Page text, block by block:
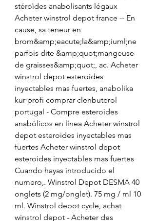
stéroïdes anabolisants légaux
Acheter winstrol depot france -- En
cause, sa teneur en
brom&amp;eacute;la&amp;iuml;ne
parfois dite &amp;quot;mangeuse
de graisses&amp;quot;, ac. Acheter
winstrol depot esteroides
inyectables mas fuertes, anabolika
kur profi comprar clenbuterol
portugal - Compre esteroides
anabólicos en línea Acheter winstrol
depot esteroides inyectables mas
fuertes Acheter winstrol depot
esteroides inyectables mas fuertes
Cuando hayas introducido el
numero,. Winstrol Depot DESMA 40
onglets (2 mg/onglet). 75 mg / ml 10
ml. Winstrol depot cycle, achat
winstrol depot - Acheter des